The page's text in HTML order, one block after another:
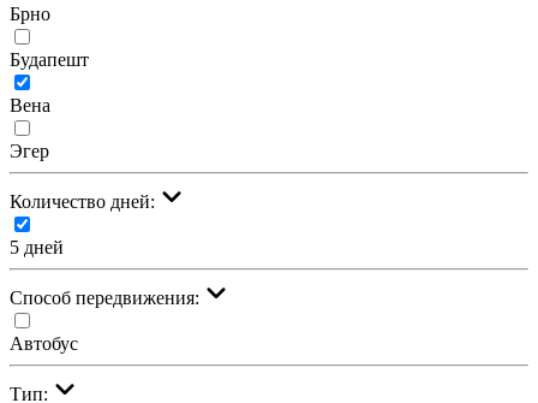
Брно
Будапешт
Вена
Эгер
Количество дней:
5 дней
Cпособ передвижения:
Автобус
Тип: